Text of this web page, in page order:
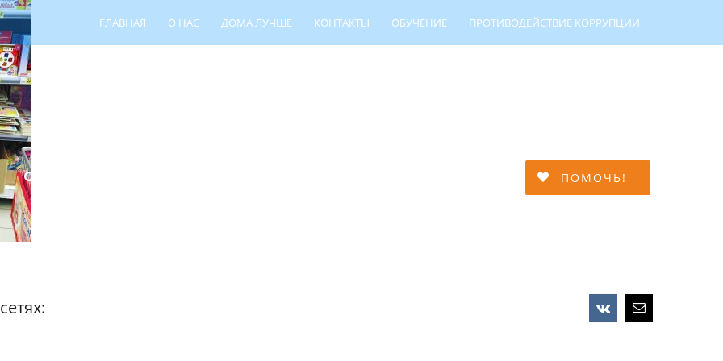
ГЛАВНАЯ О НАС ДОМА ЛУЧШЕ КОНТАКТЫ ОБУЧЕНИЕ ПРОТИВОДЕЙСТВИЕ КОРРУПЦИИ
ПОМОЧЬ!
Vk Email